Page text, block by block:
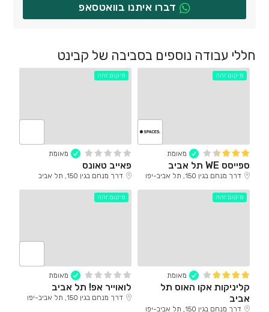
דברו איתנו בוואטסאפ
חללי עבודה נוספים בסביבה של קבינט
מאומת
מיקום זהה
ספייסס WE תל אביב
דרך מנחם בגין 150, תל אביב-יפו
מאומת
מיקום זהה
פאייב טאונס
דרך מנחם בגין 150, תל אביב
מאומת
מיקום זהה
קליניקות אקו האוס תל
אביב
דרך מנחם בגין 150, תל אביב-יפו
מאומת
מיקום זהה
לואוייר אפ! תל אביב
דרך מנחם בגין 150, תל אביב-יפו